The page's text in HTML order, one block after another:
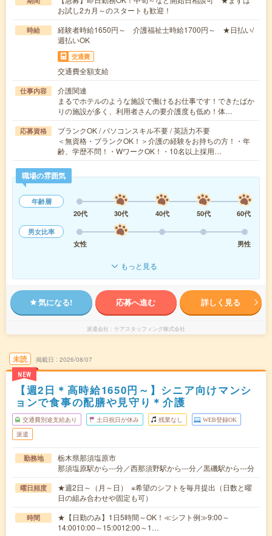
お試し2カ月～のスタートも歓迎！
時給
経験者時給1650円～ 介護福祉士時給1700円～ ★日払い/
週払いOK
交通費
交通費全額支給
仕事内容
介護関連
まるでホテルのような施設で働けるお仕事です！できたばか
りの施設が多く、利用者さんの要介護度も低め！体…
応募資格
ブランクOK / パソコンスキル不要 / 英語力不要
＜無資格・ブランクOK！＞介護の経験をお持ちの方！・年
齢、学歴不問！・WワークOK！・10名以上採用…
職場の雰囲気
年齢層
20代
30代 40代 50代
60代
男女比率
女性
男性
もっと見る
気になる! 応募へ進む 詳しく見る
派遣会社 ケアスタッフィング株式会社
未読
NEW
掲載日 2026/08/07
【週2日＊高時給1650円～】シニア向けマンシ
ョンで食事の配膳や見守り＊介護
交通費別途支給あり 土日祝日が休み 残業なし WEB登録OK
派遣
勤務地
栃木県那須塩原市
那須塩原駅から---分／西那須野駅から---分／黒磯駅から---分
曜日頻度
★週2日～（月～日） ※希望のシフトを毎月提出（日数と曜
日の組み合わせや固定も可）
時間
★【日勤のみ】1日5時間～OK！≪シフト例≫9:00～
14:0010:00～15:0012:00～1…